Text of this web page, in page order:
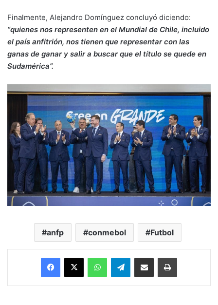
Finalmente, Alejandro Domínguez concluyó diciendo:
“quienes nos representen en el Mundial de Chile, incluido
el país anfitrión, nos tienen que representar con las
ganas de ganar y salir a buscar que el título se quede en
Sudamérica”.
anfp conmebol Futbol
Facebook
X WhatsAppTelegramEnviar vía email Imprimir